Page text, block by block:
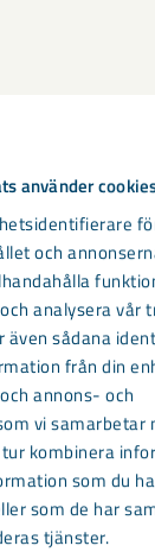
använder
och
analysera vår
även sådana
från din
annons- och
vi samarbetar
tur kombinera
som du
som de har
tjänster.